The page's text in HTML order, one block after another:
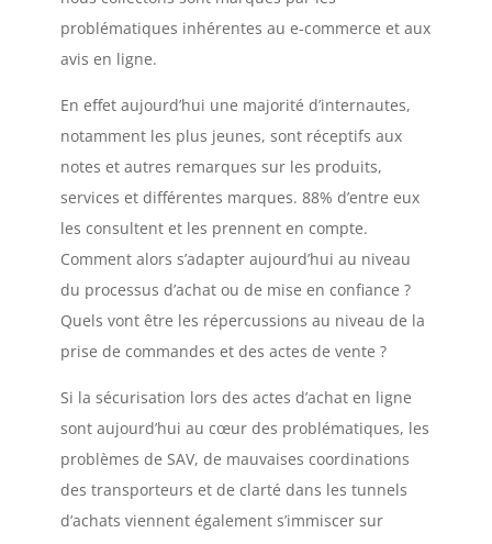
problématiques inhérentes au e-commerce et aux
avis en ligne.
En effet aujourd’hui une majorité d’internautes,
notamment les plus jeunes, sont réceptifs aux
notes et autres remarques sur les produits,
services et différentes marques. 88% d’entre eux
les consultent et les prennent en compte.
Comment alors s’adapter aujourd’hui au niveau
du processus d’achat ou de mise en confiance ?
Quels vont être les répercussions au niveau de la
prise de commandes et des actes de vente ?
Si la sécurisation lors des actes d’achat en ligne
sont aujourd’hui au cœur des problématiques, les
problèmes de SAV, de mauvaises coordinations
des transporteurs et de clarté dans les tunnels
d’achats viennent également s’immiscer sur